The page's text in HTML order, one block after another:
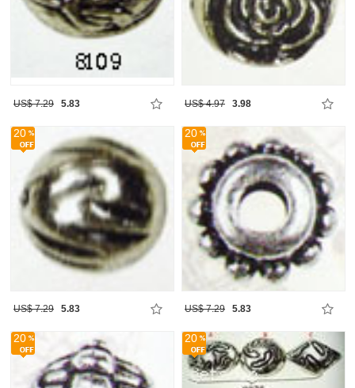
US$ 7.29 5.83 US$ 4.97 3.98
20
US$ 7.29 5.83
20
US$ 7.29 5.83
20 20